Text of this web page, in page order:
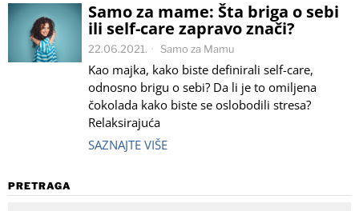
Samo za mame: Šta briga o sebi
ili self-care zapravo znači?
22.06.2021. Samo za Mamu
Kao majka, kako biste definirali self-care,
odnosno brigu o sebi? Da li je to omiljena
čokolada kako biste se oslobodili stresa?
Relaksirajuća
SAZNAJTE VIŠE
PRETRAGA